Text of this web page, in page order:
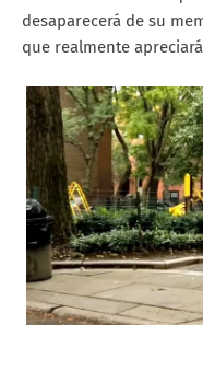
desaparecerá de su
que realmente